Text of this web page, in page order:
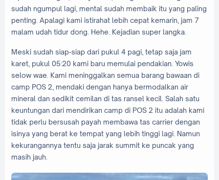
sudah ngumpul lagi, mental sudah membaik itu yang paling
penting. Apalagi kami istirahat lebih cepat kemarin, jam 7
malam udah tidur dong. Hehe. Kejadian super langka.
Meski sudah siap-siap dari pukul 4 pagi, tetap saja jam
karet, pukul 05:20 kami baru memulai pendakian. Yowis
selow wae. Kami meninggalkan semua barang bawaan di
camp POS 2, mendaki dengan hanya bermodalkan air
mineral dan sedikit cemilan di tas ransel kecil. Salah satu
keuntungan dari mendirikan camp di POS 2 itu adalah kami
tidak perlu bersusah payah membawa tas carrier dengan
isinya yang berat ke tempat yang lebih tinggi lagi. Namun
kekurangannya tentu saja jarak summit ke puncak yang
masih jauh.